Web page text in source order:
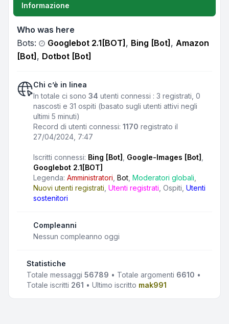
Informazione
Who was here
Bots:
Googlebot 2.1[BOT] , Bing [Bot] , Amazon
[Bot] , Dotbot [Bot]
Chi c’è in linea
In totale ci sono 34 utenti connessi : 3 registrati, 0
nascosti e 31 ospiti (basato sugli utenti attivi negli
ultimi 5 minuti)
Record di utenti connessi: 1170 registrato il
27/04/2024, 7:47
Iscritti connessi: Bing [Bot] , Google-Images [Bot] ,
Googlebot 2.1[BOT]
Legenda: Amministratori, Bot, Moderatori globali,
Nuovi utenti registrati, Utenti registrati, Ospiti, Utenti
sostenitori
Compleanni
Nessun compleanno oggi
Statistiche
Totale messaggi 56789 • Totale argomenti 6610 •
Totale iscritti 261 • Ultimo iscritto mak991